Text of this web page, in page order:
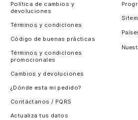
Política de cambios y
devoluciones
Términos y condiciones
Código de buenas prácticas
Términos y condiciones
promocionales
Cambios y devoluciones
¿Dónde esta mi pedido?
Contáctanos / PQRS
Actualiza tus datos
Perú